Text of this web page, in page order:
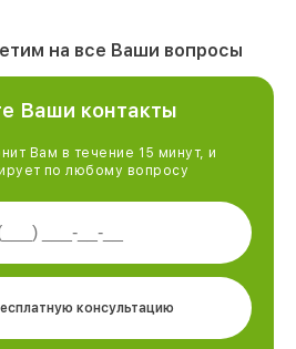
на все Ваши вопросы
Ваши контакты
Вам в течение 15 минут, и
по любому вопросу
консультацию